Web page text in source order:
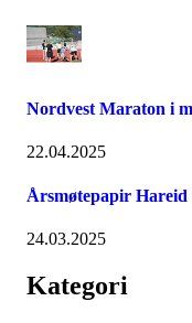
Nordvest Maraton i
22.04.2025
Årsmøtepapir Hareid
24.03.2025
Kategori